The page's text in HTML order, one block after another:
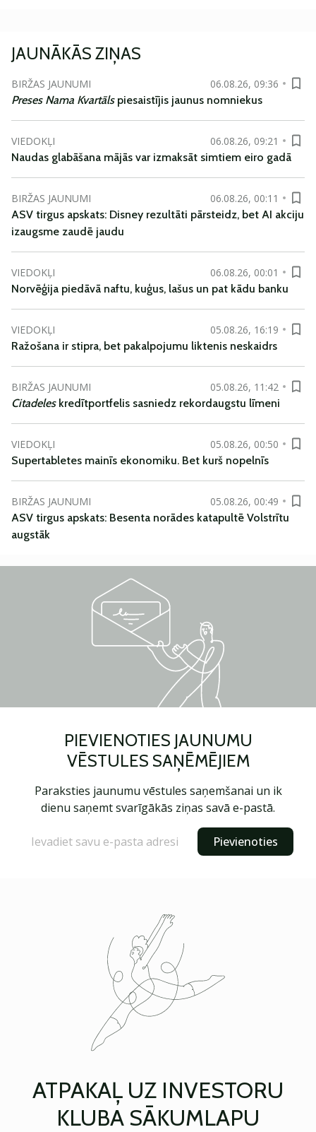
JAUNĀKĀS ZIŅAS
BIRŽAS JAUNUMI
06.08.26, 09:36
Preses Nama Kvartāls piesaistījis jaunus nomniekus
VIEDOKĻI
06.08.26, 09:21
Naudas glabāšana mājās var izmaksāt simtiem eiro gadā
BIRŽAS JAUNUMI
06.08.26, 00:11
ASV tirgus apskats: Disney rezultāti pārsteidz, bet AI akciju
izaugsme zaudē jaudu
VIEDOKĻI
06.08.26, 00:01
Norvēģija piedāvā naftu, kuģus, lašus un pat kādu banku
VIEDOKĻI
05.08.26, 16:19
Ražošana ir stipra, bet pakalpojumu liktenis neskaidrs
BIRŽAS JAUNUMI
05.08.26, 11:42
Citadeleskredītportfelis sasniedz rekordaugstu līmeni
VIEDOKĻI
05.08.26, 00:50
Supertabletes mainīs ekonomiku. Bet kurš nopelnīs
BIRŽAS JAUNUMI
05.08.26, 00:49
ASV tirgus apskats: Besenta norādes katapultē Volstrītu
augstāk
PIEVIENOTIES JAUNUMU
VĒSTULES SAŅĒMĒJIEM
Paraksties jaunumu vēstules saņemšanai un ik
dienu saņemt svarīgākās ziņas savā e-pastā.
Pievienoties
ATPAKAĻ UZ INVESTORU
KLUBA SĀKUMLAPU